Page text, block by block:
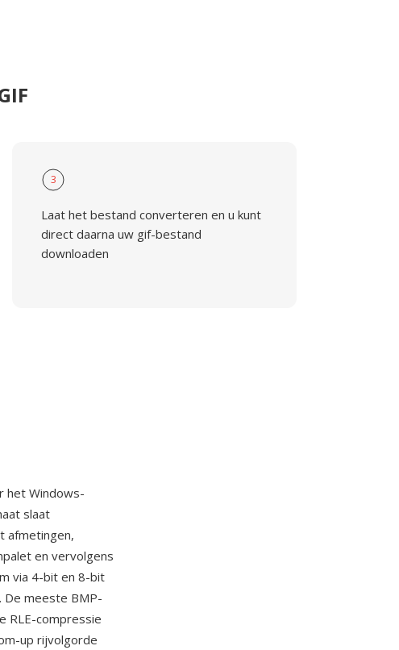
3
Laat het bestand converteren en u kunt
direct daarna uw gif-bestand
downloaden
het Windows-
slaat
afmetingen,
en vervolgens
via 4-bit en 8-bit
meeste BMP-
RLE-compressie
up rijvolgorde